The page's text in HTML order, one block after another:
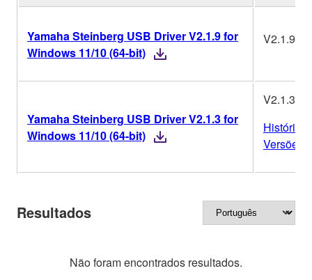
Yamaha Steinberg USB Driver V2.1.9 for
Windows 11/10 (64-bit)
V2.1.9
Yamaha Steinberg USB Driver V2.1.3 for
Windows 11/10 (64-bit)
V2.1.3
Histórico
Versões
Resultados
Não foram encontrados resultados.